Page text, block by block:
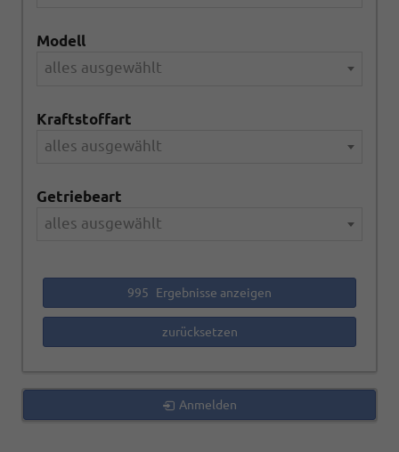
Modell
alles ausgewählt
Kraftstoffart
alles ausgewählt
Getriebeart
alles ausgewählt
995 Ergebnisse anzeigen
zurücksetzen
Anmelden